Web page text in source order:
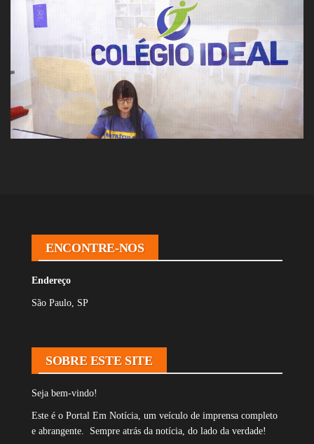
ENCONTRE-NOS
Endereço
São Paulo, SP
SOBRE ESTE SITE
Seja bem-vindo!
Este é o Portal Em Notícia, um veículo de imprensa completo
e abrangente. Sempre atrás da notícia, do lado da verdade!